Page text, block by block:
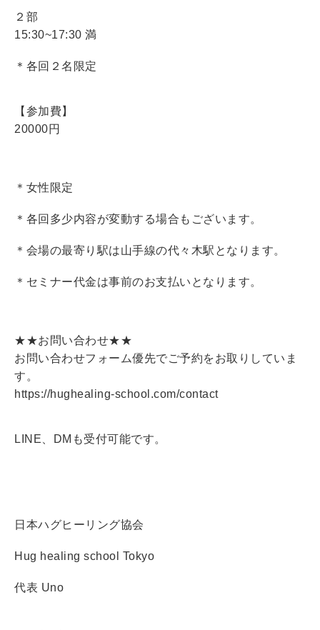
２部
15:30~17:30 満
＊各回２名限定
【参加費】
20000円
＊女性限定
＊各回多少内容が変動する場合もございます。
＊会場の最寄り駅は山手線の代々木駅となります。
＊セミナー代金は事前のお支払いとなります。
★★お問い合わせ★★
お問い合わせフォーム優先でご予約をお取りしていま
す。
https://hughealing-school.com/contact
LINE、DMも受付可能です。
日本ハグヒーリング協会
Hug healing school Tokyo
代表 Uno